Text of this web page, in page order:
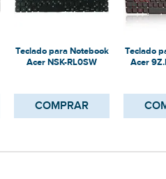
Teclado para Notebook
Acer NSK-RL0SW
COMPRAR
Teclado
Acer